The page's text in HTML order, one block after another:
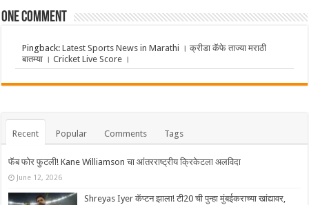
One comment
Pingback:Latest Sports News in Marathi । क्रीडा कॅफे ताज्या मराठी
बातम्या । Cricket Live Score ।
Recent Popular Comments Tags
फॅब फोर फुटली! Kane Williamson चा आंतरराष्ट्रीय क्रिकेटला अलविदा
June 12, 2026
Shreyas Iyer कॅप्टन झाला! टी20 ची पुन्हा मुंबईकराच्या खांद्यावर,